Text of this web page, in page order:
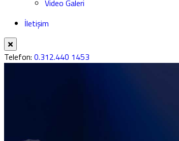
Video Galeri
İletişim
Telefon: 0.312.440 1453